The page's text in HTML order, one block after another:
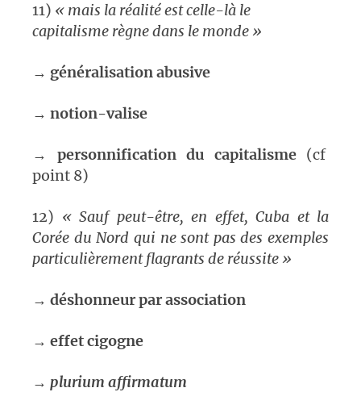
11) « mais la réalité est celle-là le
capitalisme règne dans le monde »
→ généralisation abusive
→ notion-valise
→ personnification du capitalisme(cf
point 8)
12) « Sauf peut-être, en effet, Cuba et la
Corée du Nord qui ne sont pas des exemples
particulièrement flagrants de réussite »
→ déshonneur par association
→ effet cigogne
→ plurium affirmatum